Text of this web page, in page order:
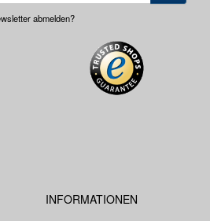
abmelden?
INFORMATIONEN